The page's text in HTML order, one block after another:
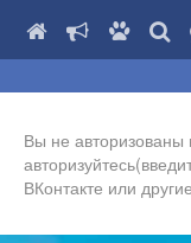
Вы не авторизованы
ВКонтакте или